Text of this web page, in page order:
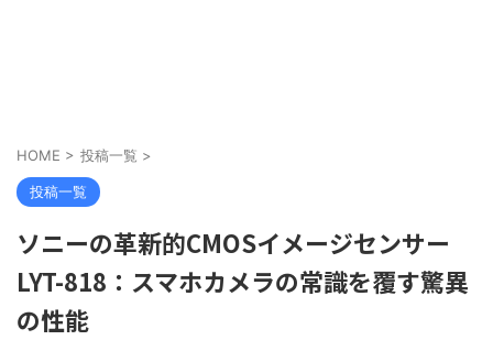
HOME > 投稿一覧 >
投稿一覧
ソニーの革新的CMOSイメージセンサー
LYT-818：スマホカメラの常識を覆す驚異
の性能